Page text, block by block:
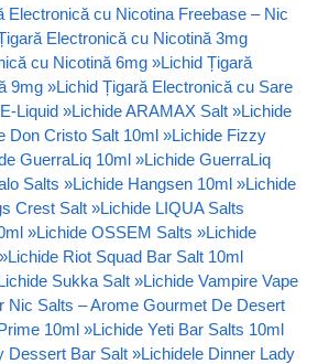
Electronică cu Nicotina Freebase – Nic
Electronică cu Nicotină 3mg
cu Nicotină 6mg »Lichid Țigară
9mg »Lichid Țigară Electronică cu Sare
Liquid »Lichide ARAMAX Salt »Lichide
Don Cristo Salt 10ml »Lichide Fizzy
GuerraLiq 10ml »Lichide GuerraLiq
Salts »Lichide Hangsen 10ml »Lichide
Crest Salt »Lichide LIQUA Salts
»Lichide OSSEM Salts »Lichide
»Lichide Riot Squad Bar Salt 10ml
Sukka Salt »Lichide Vampire Vape
Nic Salts – Arome Gourmet De Desert
10ml »Lichide Yeti Bar Salts 10ml
Dessert Bar Salt »Lichidele Dinner Lady